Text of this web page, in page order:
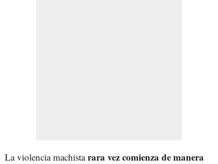
La violencia machistarara vez comienza de manera